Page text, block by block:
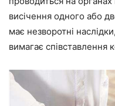
висічення одного або
має незворотні
вимагає співставлення